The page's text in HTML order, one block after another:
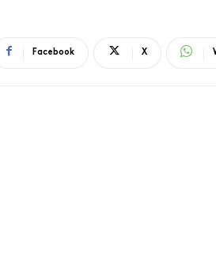
Facebook X